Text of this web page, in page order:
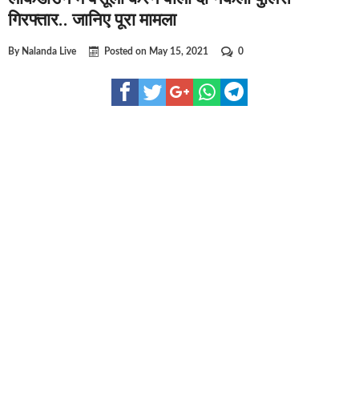
घूसखोर अफसरों पर एक्शन.. दो-दो अफसर घूस लेते गिरफ्तार
बिहार में एक और सिक्स लेन की मंजूरी.. जानिए किन-किन जिलों से
क्रिकेटर ईशान किशन की शादी फिक्स, गर्लफ्रेंड से होगी शादी.. ईशान
बिहारवासियों के लिए खुशखबरी.. बिहटा से भी बड़ा बनेगा एयरपोर्ट ..
गिरफ्तार.. जानिए पूरा मामला
By Nalanda Live Posted on May 15, 2021 0